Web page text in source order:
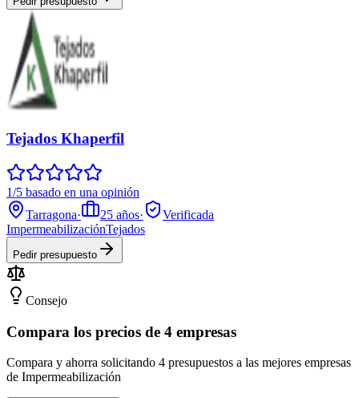
Tejados Khaperfil
1/5 basado en una opinión
Tarragona· 25 años·
Verificada
ImpermeabilizaciónTejados
Pedir presupuesto
Consejo
Compara los precios de 4 empresas
Compara y ahorra solicitando 4 presupuestos a las mejores empresas
de Impermeabilización